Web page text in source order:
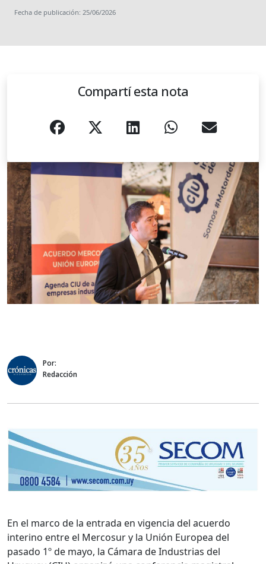
Fecha de publicación: 25/06/2026
Compartí esta nota
Por:
Redacción
En el marco de la entrada en vigencia del acuerdo
interino entre el Mercosur y la Unión Europea del
pasado 1º de mayo, la Cámara de Industrias del